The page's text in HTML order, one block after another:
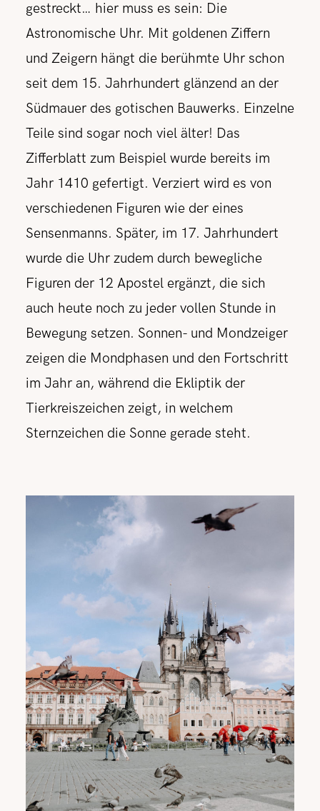
gestreckt… hier muss es sein: Die
Astronomische Uhr. Mit goldenen Ziffern
und Zeigern hängt die berühmte Uhr schon
seit dem 15. Jahrhundert glänzend an der
Südmauer des gotischen Bauwerks. Einzelne
Teile sind sogar noch viel älter! Das
Zifferblatt zum Beispiel wurde bereits im
Jahr 1410 gefertigt. Verziert wird es von
verschiedenen Figuren wie der eines
Sensenmanns. Später, im 17. Jahrhundert
wurde die Uhr zudem durch bewegliche
Figuren der 12 Apostel ergänzt, die sich
auch heute noch zu jeder vollen Stunde in
Bewegung setzen. Sonnen- und Mondzeiger
zeigen die Mondphasen und den Fortschritt
im Jahr an, während die Ekliptik der
Tierkreiszeichen zeigt, in welchem
Sternzeichen die Sonne gerade steht.